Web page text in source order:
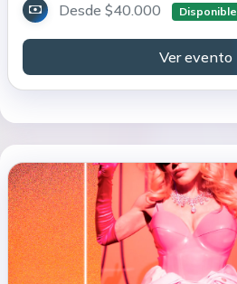
Desde $40.000
Disponible
Ver evento